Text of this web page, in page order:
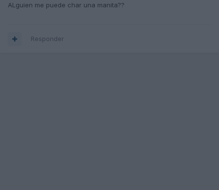
ALguien me puede char una manita??
Responder